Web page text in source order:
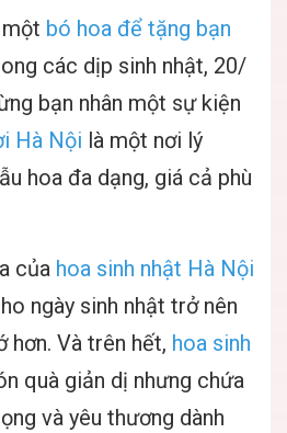
bó hoa để tặng bạn
các dịp sinh nhật, 20/
bạn nhân một sự kiện
Hà Nội là một nơi lý
hoa đa dạng, giá cả phù
của hoa sinh nhật Hà Nội
ngày sinh nhật trở nên
hơn. Và trên hết, hoa sinh
quà giản dị nhưng chứa
và yêu thương dành